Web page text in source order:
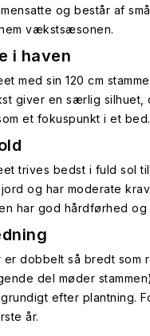
og består af
vækstsæsonen.
i haven
med sin 120 cm
giver en særlig silhuet,
et fokuspunkt i et
trives bedst i fuld sol til
og har moderate
har god hårdførhed
er dobbelt så bredt som
del møder
grundigt efter plantning.
år.